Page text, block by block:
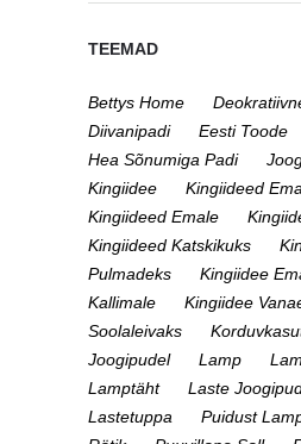
TEEMAD
Bettys Home
Diivanipadi
Eesti Toode
Hea Sõnumiga Padi
Kingiidee
Kingiideed
Kingiideed Emale
Kingiideed Katskikuks
Pulmadeks
Kingiidee
Kallimale
Kingiidee
Soolaleivaks
Joogipudel
Lamp
Lamptäht
Laste
Lastetuppa
Puidust